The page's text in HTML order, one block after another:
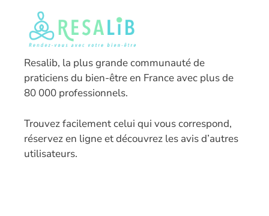
Resalib, la plus grande communauté de
praticiens du bien-être en France avec plus de
80 000 professionnels.
Trouvez facilement celui qui vous correspond,
réservez en ligne et découvrez les avis d’autres
utilisateurs.